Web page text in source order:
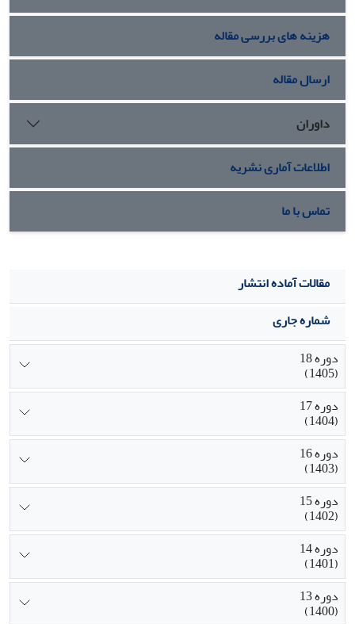
هزینه های بررسی مقاله
ارسال مقاله
داوران
اطلاعات آماری نشریه
تماس با ما
مقالات آماده انتشار
شماره جاری
دوره 18
(1405)
دوره 17
(1404)
دوره 16
(1403)
دوره 15
(1402)
دوره 14
(1401)
دوره 13
(1400)